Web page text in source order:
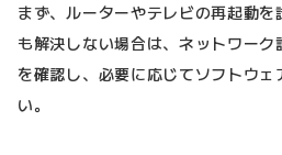
まず、ルーターやテレビの再起動
も解決しない場合は、ネットワー
を確認し、必要に応じてソフトウ
い。